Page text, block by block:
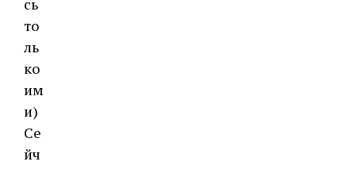
сь
то
ль
ко
им
и)
Се
йч